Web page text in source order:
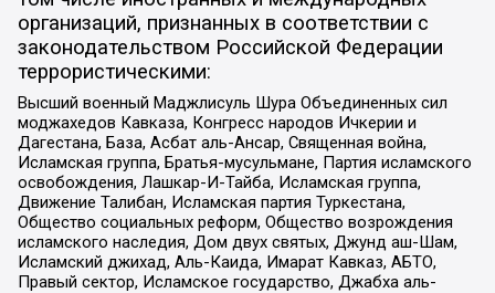
организаций, признанных в соответствии с
законодательством Российской Федерации
террористическими:
Высший военный Маджлисуль Шура Объединенных сил
моджахедов Кавказа, Конгресс народов Ичкерии и
Дагестана, База, Асбат аль-Ансар, Священная война,
Исламская группа, Братья-мусульмане, Партия исламского
освобождения, Лашкар-И-Тайба, Исламская группа,
Движение Талибан, Исламская партия Туркестана,
Общество социальных реформ, Общество возрождения
исламского наследия, Дом двух святых, Джунд аш-Шам,
Исламский джихад, Аль-Каида, Имарат Кавказ, АБТО,
Правый сектор, Исламское государство, Джабха аль-